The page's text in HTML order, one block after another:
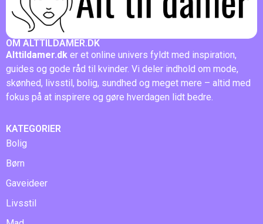
OM ALTTILDAMER.DK
Alttildamer.dk er et online univers fyldt med inspiration,
guides og gode råd til kvinder. Vi deler indhold om mode,
skønhed, livsstil, bolig, sundhed og meget mere – altid med
fokus på at inspirere og gøre hverdagen lidt bedre.
KATEGORIER
Bolig
Børn
Gaveideer
Livsstil